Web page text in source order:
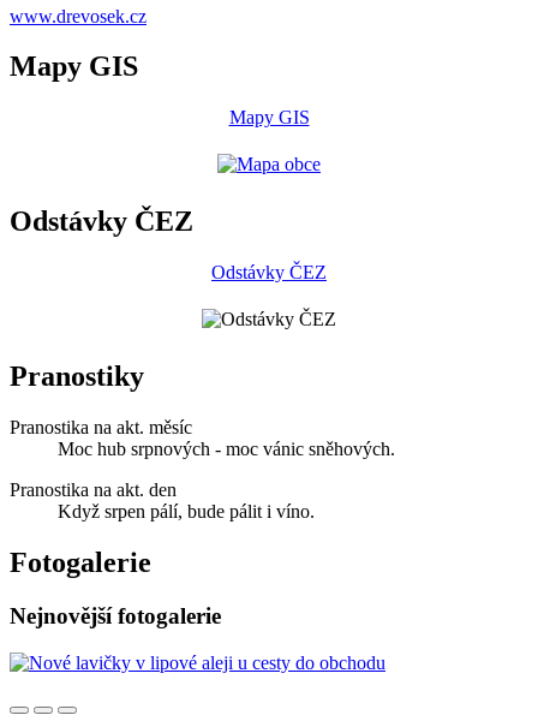
www.drevosek.cz
Mapy GIS
Mapy GIS
Odstávky ČEZ
Odstávky ČEZ
Pranostiky
Pranostika na akt. měsíc
Moc hub srpnových - moc vánic sněhových.
Pranostika na akt. den
Když srpen pálí, bude pálit i víno.
Fotogalerie
Nejnovější fotogalerie